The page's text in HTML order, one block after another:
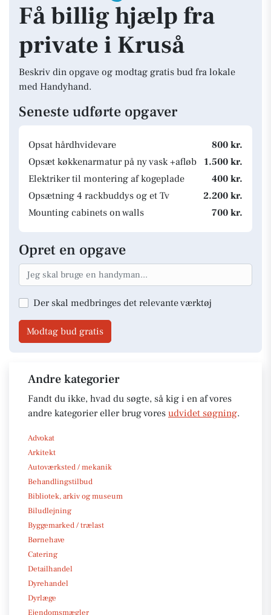
Få billig hjælp fra
private i Kruså
Beskriv din opgave og modtag gratis bud fra lokale
med Handyhand.
Seneste udførte opgaver
Opsat hårdhvidevare
800 kr.
Opsæt køkkenarmatur på ny vask +afløb
1.500 kr.
Elektriker til montering af kogeplade
400 kr.
Opsætning 4 rackbuddys og et Tv
2.200 kr.
Mounting cabinets on walls
700 kr.
Opret en opgave
Der skal medbringes det relevante værktøj
Modtag bud gratis
Andre kategorier
Fandt du ikke, hvad du søgte, så kig i en af vores
andre kategorier eller brug vores udvidet søgning.
Advokat
Arkitekt
Autoværksted / mekanik
Behandlingstilbud
Bibliotek, arkiv og museum
Biludlejning
Byggemarked / trælast
Børnehave
Catering
Detailhandel
Dyrehandel
Dyrlæge
Ejendomsmægler